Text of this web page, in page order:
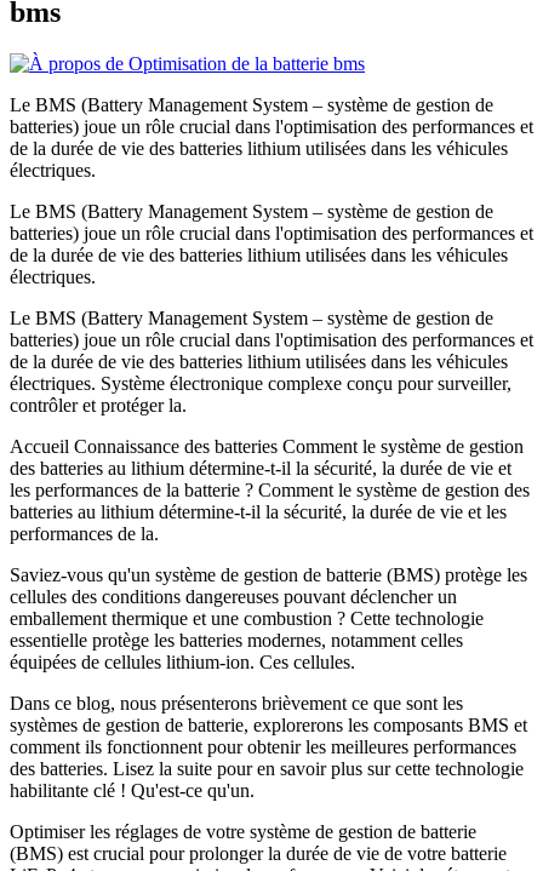
bms
Le BMS (Battery Management System – système de gestion de
batteries) joue un rôle crucial dans l'optimisation des performances et
de la durée de vie des batteries lithium utilisées dans les véhicules
électriques.
Le BMS (Battery Management System – système de gestion de
batteries) joue un rôle crucial dans l'optimisation des performances et
de la durée de vie des batteries lithium utilisées dans les véhicules
électriques.
Le BMS (Battery Management System – système de gestion de
batteries) joue un rôle crucial dans l'optimisation des performances et
de la durée de vie des batteries lithium utilisées dans les véhicules
électriques. Système électronique complexe conçu pour surveiller,
contrôler et protéger la.
Accueil Connaissance des batteries Comment le système de gestion
des batteries au lithium détermine-t-il la sécurité, la durée de vie et
les performances de la batterie ? Comment le système de gestion des
batteries au lithium détermine-t-il la sécurité, la durée de vie et les
performances de la.
Saviez-vous qu'un système de gestion de batterie (BMS) protège les
cellules des conditions dangereuses pouvant déclencher un
emballement thermique et une combustion ? Cette technologie
essentielle protège les batteries modernes, notamment celles
équipées de cellules lithium-ion. Ces cellules.
Dans ce blog, nous présenterons brièvement ce que sont les
systèmes de gestion de batterie, explorerons les composants BMS et
comment ils fonctionnent pour obtenir les meilleures performances
des batteries. Lisez la suite pour en savoir plus sur cette technologie
habilitante clé ! Qu'est-ce qu'un.
Optimiser les réglages de votre système de gestion de batterie
(BMS) est crucial pour prolonger la durée de vie de votre batterie